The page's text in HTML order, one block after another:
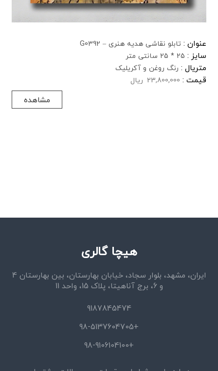
عنوان : تابلو نقاشی هدیه هنری – G0392
سایز : 25 * 25 سانتی متر
متریال : رنگ روغن و آکریلیک
قیمت : 23,800,000 ریال
مشاهده
هیچا گالری
ایران، مشهد، بلوار سجاد، خیابان بهارستان، بین بهارستان 4
و 6، برج آناهیتا، پلاک 15، واحد 11
9187845474
+98-5137604705
+98-9106104100